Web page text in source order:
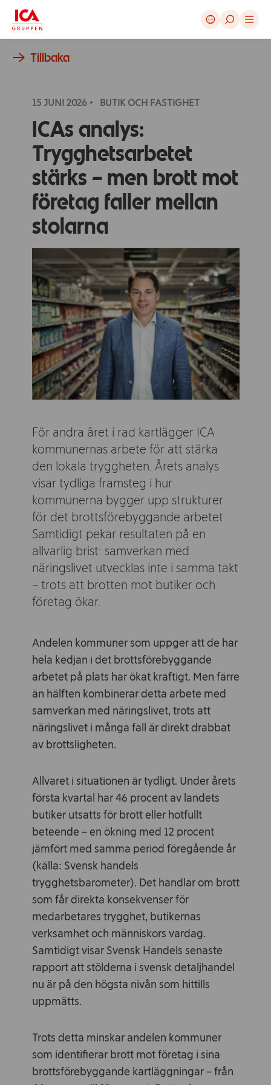
Avbryt
Tillbaka
15 JUNI 2026 BUTIK OCH FASTIGHET
ICAs analys:
Trygghetsarbetet
stärks – men brott mot
företag faller mellan
stolarna
För andra året i rad kartlägger ICA
kommunernas arbete för att stärka
den lokala tryggheten. Årets analys
visar tydliga framsteg i hur
kommunerna bygger upp strukturer
för det brottsförebyggande arbetet.
Samtidigt pekar resultaten på en
allvarlig brist: samverkan med
näringslivet utvecklas inte i samma takt
– trots att brotten mot butiker och
företag ökar.
Andelen kommuner som uppger att de har
hela kedjan i det brottsförebyggande
arbetet på plats har ökat kraftigt. Men färre
än hälften kombinerar detta arbete med
samverkan med näringslivet, trots att
näringslivet i många fall är direkt drabbat
av brottsligheten.
Allvaret i situationen är tydligt. Under årets
första kvartal har 46 procent av landets
butiker utsatts för brott eller hotfullt
beteende – en ökning med 12 procent
jämfört med samma period föregående år
(källa: Svensk handels
trygghetsbarometer). Det handlar om brott
som får direkta konsekvenser för
medarbetares trygghet, butikernas
verksamhet och människors vardag.
Samtidigt visar Svensk Handels senaste
rapport att stölderna i svensk detaljhandel
nu är på den högsta nivån som hittills
uppmätts.
Trots detta minskar andelen kommuner
som identifierar brott mot företag i sina
brottsförebyggande kartläggningar – från